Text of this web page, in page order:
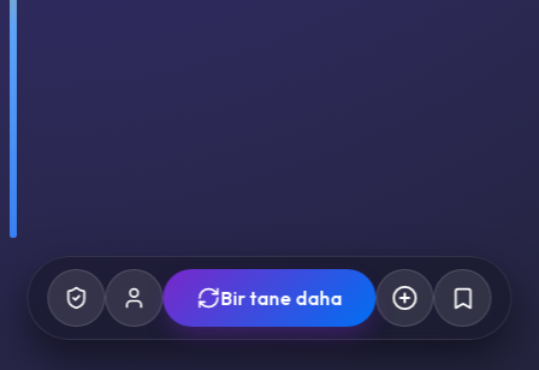
Bir tane daha